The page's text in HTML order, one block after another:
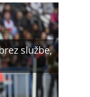
službe,